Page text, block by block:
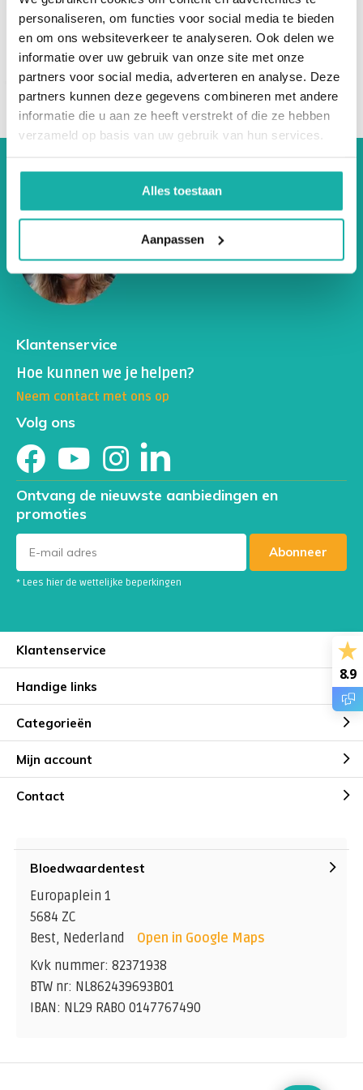
personaliseren, om functies voor social media te bieden
en om ons websiteverkeer te analyseren. Ook delen we
informatie over uw gebruik van onze site met onze
partners voor social media, adverteren en analyse. Deze
partners kunnen deze gegevens combineren met andere
informatie die u aan ze heeft verstrekt of die ze hebben
verzameld op basis van uw gebruik van hun services.
Alles toestaan
Aanpassen
Klantenservice
Hoe kunnen we je helpen?
Neem contact met ons op
Volg ons
Ontvang de nieuwste aanbiedingen en
promoties
Abonneer
* Lees hier de wettelijke beperkingen
Klantenservice
Handige links
Categorieën
Mijn account
Contact
Bloedwaardentest
Europaplein 1
5684 ZC
Best, Nederland
Open in Google Maps
Kvk nummer: 82371938
BTW nr: NL862439693B01
IBAN: NL29 RABO 0147767490
8.9